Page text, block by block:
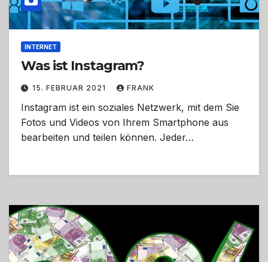
INTERNET
Was ist Instagram?
15. FEBRUAR 2021 FRANK
Instagram ist ein soziales Netzwerk, mit dem Sie
Fotos und Videos von Ihrem Smartphone aus
bearbeiten und teilen können. Jeder…